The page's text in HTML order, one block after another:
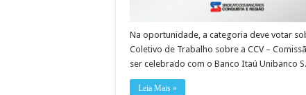
Na oportunidade, a categoria deve votar
Coletivo de Trabalho sobre a CCV –
ser celebrado com o Banco Itaú Unibanco
Leia Mais »